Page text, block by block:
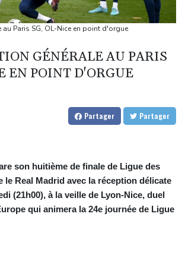
du feu dans la Drôme, celui en Lozère fixé
meurt dans un vaste feu de forêt dans
Europe de l'Ouest pour le début de l'été 2026
économique du président "HH" à l'épreuve
plus coûteux pour les collectivités
au Paris SG, OL-Nice en point d'orgue
GÉNÉRALE AU PARIS
EN POINT D'ORGUE
Partager Partager
son huitième de finale de Ligue des
le Real Madrid avec la réception délicate
(21h00), à la veille de Lyon-Nice, duel
qui animera la 24e journée de Ligue